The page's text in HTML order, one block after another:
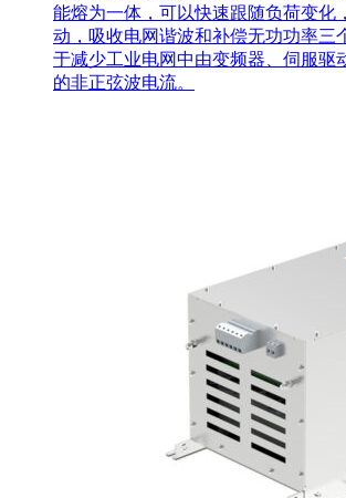
能熔为一体，可以快速跟随负荷变化
动，吸收电网谐波和补偿无功功率三
于减少工业电网中由变频器、伺服驱
的非正弦波电流。